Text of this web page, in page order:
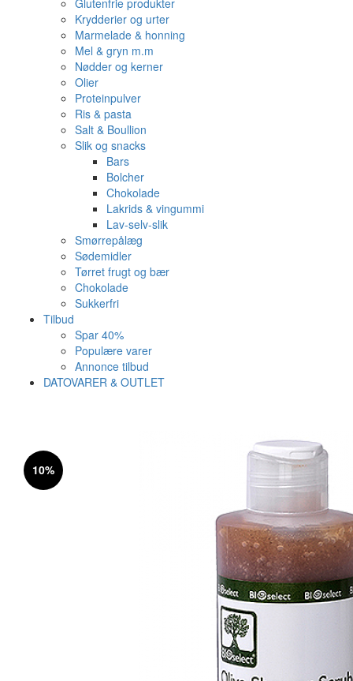
Glutenfrie produkter
Krydderier og urter
Marmelade & honning
Mel & gryn m.m
Nødder og kerner
Olier
Proteinpulver
Ris & pasta
Salt & Boullion
Slik og snacks
Bars
Bolcher
Chokolade
Lakrids & vingummi
Lav-selv-slik
Smørrepålæg
Sødemidler
Tørret frugt og bær
Chokolade
Sukkerfri
Tilbud
Spar 40%
Populære varer
Annonce tilbud
DATOVARER & OUTLET
Varen er nu i kurven ✔
Vi anbefaler dig disse
10%